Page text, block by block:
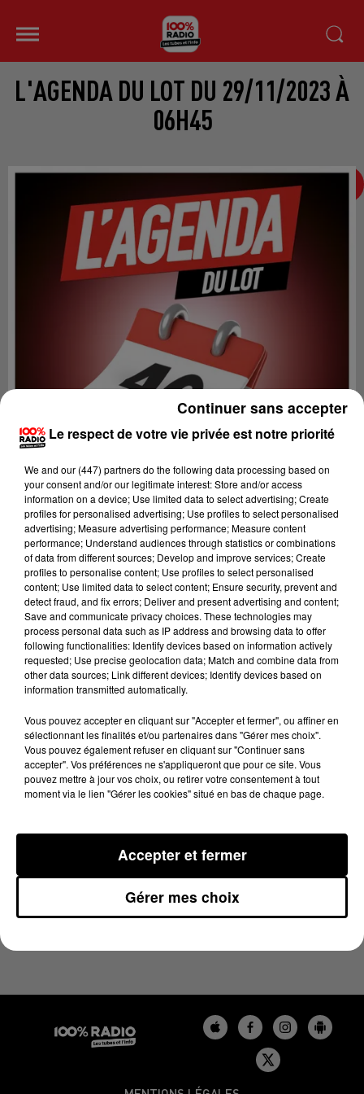
L'AGENDA DU LOT DU 29/11/2023 À
06H45
Lecture (1 min 14 sec)
100%
29 novembre 2023 - 1 min 14 sec
L'AGENDA DU LOT DU 29/11/2023 À 06H45
Le respect de votre vie privée est notre priorité
We and our (447) partnersdo the following data processing based on
your consent and/or our legitimate interest: Store and/or access
information on a device; Use limited data to select advertising; Create
profiles for personalised advertising; Use profiles to select personalised
advertising; Measure advertising performance; Measure content
performance; Understand audiences through statistics or combinations
of data from different sources; Develop and improve services; Create
profiles to personalise content; Use profiles to select personalised
content; Use limited data to select content; Ensure security, prevent and
detect fraud, and fix errors; Deliver and present advertising and content;
Save and communicate privacy choices. These technologies may
process personal data such as IP address and browsing data to offer
following functionalities: Identify devices based on information actively
requested; Use precise geolocation data; Match and combine data from
other data sources; Link different devices; Identify devices based on
information transmitted automatically.
Vous pouvez accepter en cliquant sur "Accepter et fermer", ou affiner en
sélectionnant les finalités et/ou partenaires dans "Gérer mes choix".
Vous pouvez également refuser en cliquant sur "Continuer sans
accepter". Vos préférences ne s'appliqueront que pour ce site. Vous
pouvez mettre à jour vos choix, ou retirer votre consentement à tout
moment via le lien "Gérer les cookies" situé en bas de chaque page.
Gérer mes choix
Accepter et fermer
Continuer sans accepter